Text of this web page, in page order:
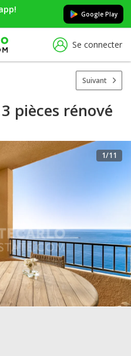
Google Play
Se connecter
Suivant
pièces rénové
1/11